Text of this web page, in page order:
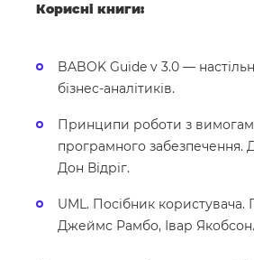
Корисні книги:
BABOK Guide v 3.0 —
бізнес-аналітиків.
Принципи роботи з
програмного забезпечення.
Дон Відріг.
UML. Посібник користувача.
Джеймс Рамбо, Івар Якобсон.